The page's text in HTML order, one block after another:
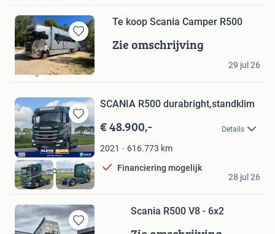
Bewaren
in
Mijn
Favorieten
Te koop Scania Camper R500
Zie omschrijving
H
Moergestel
29 jul 26
Bewaren
in
Mijn
Favorieten
SCANIA R500 durabright,standklim
€ 48.900,- Details
2021 616.773 km
Financiering mogelijk
Kleyn Trucks BV
Vuren
28 jul 26
Bewaren
Scania R500 V8 - 6x2